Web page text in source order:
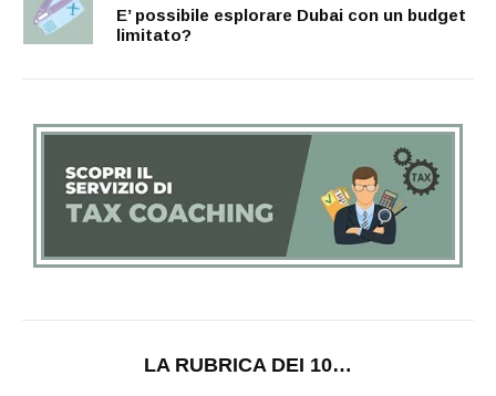
E’ possibile esplorare Dubai con un budget
limitato?
LA RUBRICA DEI 10…